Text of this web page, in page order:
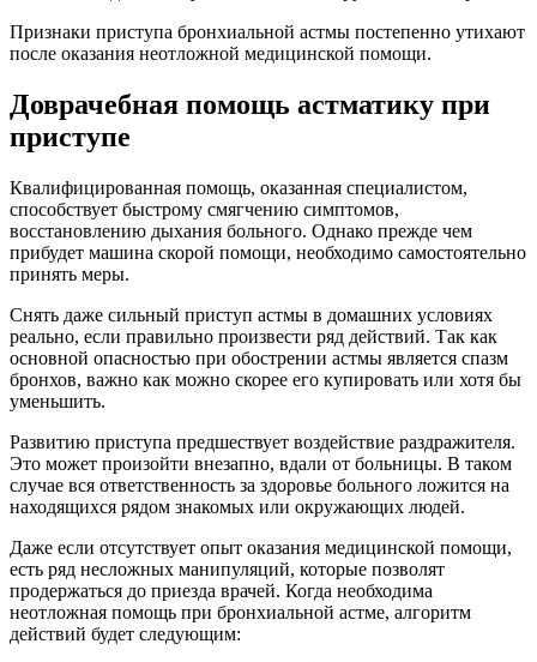
Признаки приступа бронхиальной астмы постепенно утихают
после оказания неотложной медицинской помощи.
Доврачебная помощь астматику при
приступе
Квалифицированная помощь, оказанная специалистом,
способствует быстрому смягчению симптомов,
восстановлению дыхания больного. Однако прежде чем
прибудет машина скорой помощи, необходимо самостоятельно
принять меры.
Снять даже сильный приступ астмы в домашних условиях
реально, если правильно произвести ряд действий. Так как
основной опасностью при обострении астмы является спазм
бронхов, важно как можно скорее его купировать или хотя бы
уменьшить.
Развитию приступа предшествует воздействие раздражителя.
Это может произойти внезапно, вдали от больницы. В таком
случае вся ответственность за здоровье больного ложится на
находящихся рядом знакомых или окружающих людей.
Даже если отсутствует опыт оказания медицинской помощи,
есть ряд несложных манипуляций, которые позволят
продержаться до приезда врачей. Когда необходима
неотложная помощь при бронхиальной астме, алгоритм
действий будет следующим: